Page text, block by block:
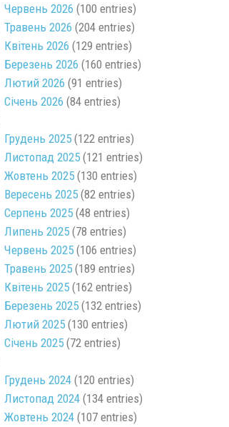
Червень 2026 (100 entries)
Травень 2026 (204 entries)
Квітень 2026 (129 entries)
Березень 2026 (160 entries)
Лютий 2026 (91 entries)
Січень 2026 (84 entries)
Грудень 2025(122 entries)
Листопад 2025(121 entries)
Жовтень 2025(130 entries)
Вересень 2025(82 entries)
Серпень 2025(48 entries)
Липень 2025(78 entries)
Червень 2025(106 entries)
Травень 2025(189 entries)
Квітень 2025(162 entries)
Березень 2025(132 entries)
Лютий 2025(130 entries)
Січень 2025(72 entries)
Грудень 2024(120 entries)
Листопад 2024(134 entries)
Жовтень 2024(107 entries)